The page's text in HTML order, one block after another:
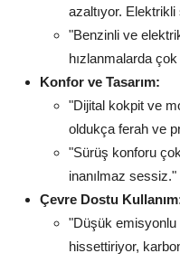
azaltıyor.
"Benzinli ve
hızlanmalarda
Konfor ve Tasarım:
"Dijital kokpit ve
oldukça ferah ve
"Sürüş konforu
inanılmaz sessiz."
Çevre Dostu
"Düşük
hissettiriyor,